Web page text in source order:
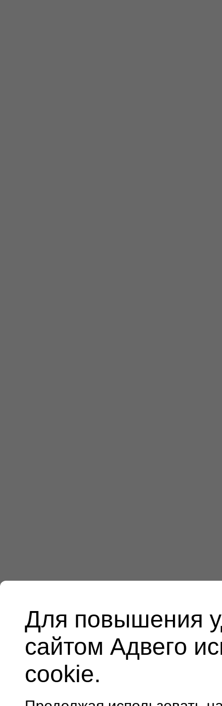
Для повышения
сайтом Адвего
cookie.